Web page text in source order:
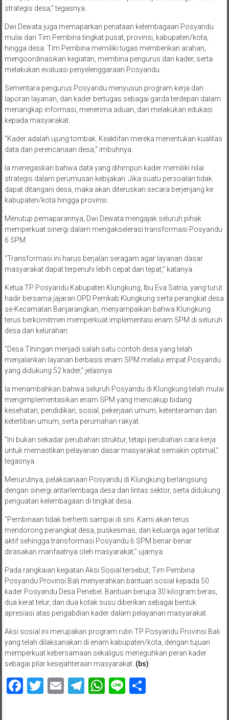
strategis desa,” tegasnya.
Dwi Dewata juga memaparkan penataan kelembagaan Posyandu
mulai dari Tim Pembina tingkat pusat, provinsi, kabupaten/kota,
hingga desa. Tim Pembina memiliki tugas memberikan arahan,
mengoordinasikan kegiatan, membina pengurus dan kader, serta
melakukan evaluasi penyelenggaraan Posyandu.
Sementara pengurus Posyandu menyusun program kerja dan
laporan layanan, dan kader bertugas sebagai garda terdepan dalam
menangkap informasi, menerima aduan, dan melakukan edukasi
kepada masyarakat.
“Kader adalah ujung tombak. Keaktifan mereka menentukan kualitas
data dan perencanaan desa,” imbuhnya.
Ia menegaskan bahwa data yang dihimpun kader memiliki nilai
strategis dalam perumusan kebijakan. Jika suatu persoalan tidak
dapat ditangani desa, maka akan diteruskan secara berjenjang ke
kabupaten/kota hingga provinsi.
Menutup pemaparannya, Dwi Dewata mengajak seluruh pihak
memperkuat sinergi dalam mengakselerasi transformasi Posyandu
6 SPM.
“Transformasi ini harus berjalan seragam agar layanan dasar
masyarakat dapat terpenuhi lebih cepat dan tepat,” katanya.
Ketua TP Posyandu Kabupaten Klungkung, Ibu Eva Satria, yang turut
hadir bersama jajaran OPD Pemkab Klungkung serta perangkat desa
se-Kecamatan Banjarangkan, menyampaikan bahwa Klungkung
terus berkomitmen memperkuat implementasi enam SPM di seluruh
desa dan kelurahan.
“Desa Tihingan menjadi salah satu contoh desa yang telah
menjalankan layanan berbasis enam SPM melalui empat Posyandu
yang didukung 52 kader,” jelasnya.
Ia menambahkan bahwa seluruh Posyandu di Klungkung telah mulai
mengimplementasikan enam SPM yang mencakup bidang
kesehatan, pendidikan, sosial, pekerjaan umum, ketenteraman dan
ketertiban umum, serta perumahan rakyat.
“Ini bukan sekadar perubahan struktur, tetapi perubahan cara kerja
untuk memastikan pelayanan dasar masyarakat semakin optimal,”
tegasnya.
Menurutnya, pelaksanaan Posyandu di Klungkung berlangsung
dengan sinergi antarlembaga desa dan lintas sektor, serta didukung
penguatan kelembagaan di tingkat desa.
“Pembinaan tidak berhenti sampai di sini. Kami akan terus
mendorong perangkat desa, puskesmas, dan keluarga agar terlibat
aktif sehingga transformasi Posyandu 6 SPM benar-benar
dirasakan manfaatnya oleh masyarakat,” ujarnya.
Pada rangkaian kegiatan Aksi Sosial tersebut, Tim Pembina
Posyandu Provinsi Bali menyerahkan bantuan sosial kepada 50
kader Posyandu Desa Penebel. Bantuan berupa 30 kilogram beras,
dua kerat telur, dan dua kotak susu diberikan sebagai bentuk
apresiasi atas pengabdian kader dalam pelayanan masyarakat.
Aksi sosial ini merupakan program rutin TP Posyandu Provinsi Bali
yang telah dilaksanakan di enam kabupaten/kota, dengan tujuan
memperkuat kebersamaan sekaligus meneguhkan peran kader
sebagai pilar kesejahteraan masyarakat. (bs)
Facebook
Twitter
EmailTelegram
WhatsApp
LineShare